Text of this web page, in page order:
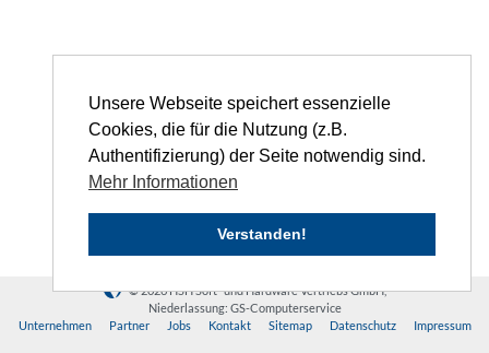
Unsere Webseite speichert essenzielle
Cookies, die für die Nutzung (z.B.
Authentifizierung) der Seite notwendig sind.
Mehr Informationen
Verstanden!
© 2026 HSH Soft- und Hardware Vertriebs GmbH,
Niederlassung: GS-Computerservice
Unternehmen
Partner Jobs Kontakt Sitemap Datenschutz Impressum